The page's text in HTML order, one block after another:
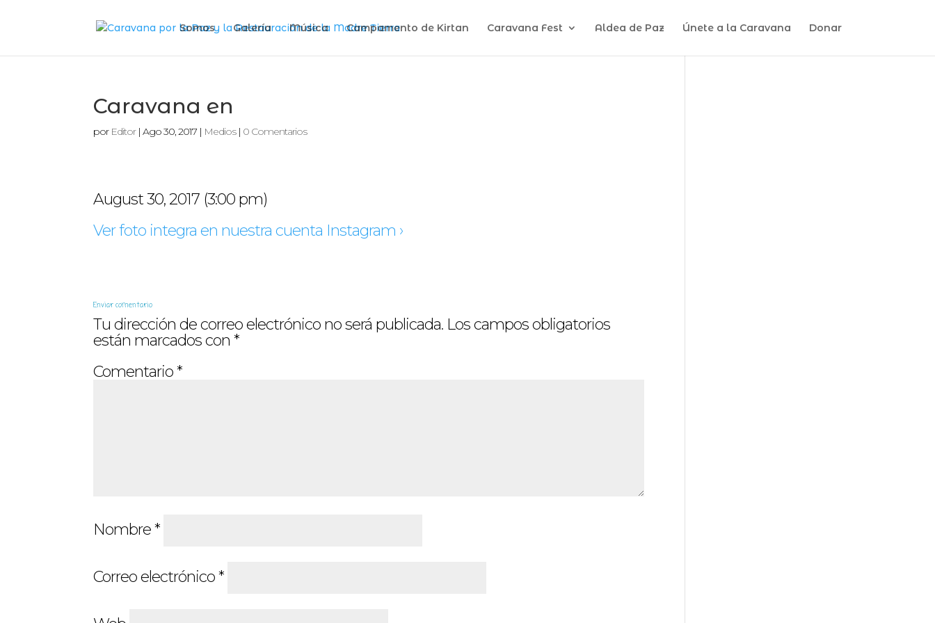
Somos Galería Música Campamento de Kirtan Caravana Fest Aldea de Paz Únete a la Caravana Donar
Caravana en
por Editor|Ago 30, 2017 | Medios| 0 Comentarios
August 30, 2017 (3:00 pm)
Ver foto integra en nuestra cuenta Instagram ›
Enviar comentario
Tu dirección de correo electrónico no será publicada. Los campos obligatorios
están marcados con*
Comentario*
Nombre*
Correo electrónico*